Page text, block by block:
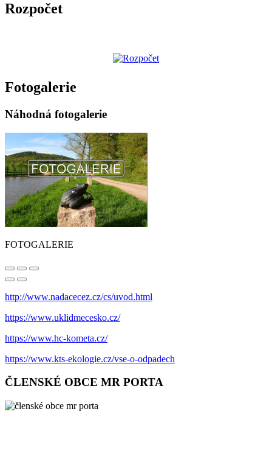
Rozpočet
Fotogalerie
Náhodná fotogalerie
FOTOGALERIE
http://www.nadacecez.cz/cs/uvod.html
https://www.uklidmecesko.cz/
https://www.hc-kometa.cz/
https://www.kts-ekologie.cz/vse-o-odpadech
ČLENSKÉ OBCE MR PORTA